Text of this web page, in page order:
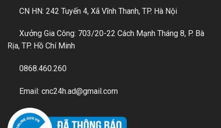
CN HN: 242 Tuyến 4, Xã Vĩnh Thanh, TP. Hà Nội
Xưởng Gia Công: 703/20-22 Cách Mạnh Tháng 8, P. Bà
Rịa, TP. Hồ Chí Minh
0868.460.260
Email: cnc24h.ad@gmail.com